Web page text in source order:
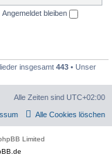
Angemeldet bleiben
insgesamt 443 • Unser
Alle Zeiten sind UTC+02:00
Alle Cookies löschen
Limited